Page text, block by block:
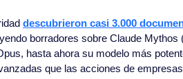
descubrieron casi 3.000
borradores sobre Claude
hasta ahora su modelo más
que las acciones de